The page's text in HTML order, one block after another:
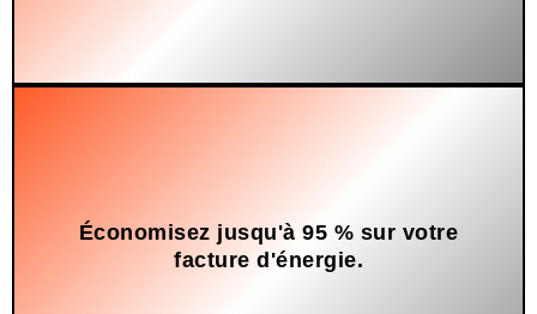
Économisez jusqu'à 95 % sur votre
facture d'énergie.
Concernant la production d'aluminium primaire.